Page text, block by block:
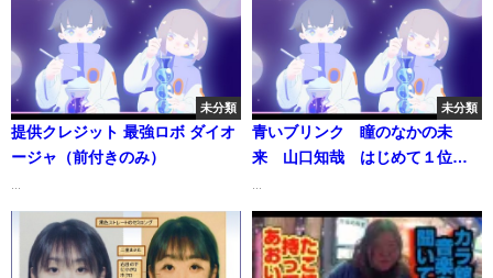
未分類
提供クレジット 最強ロボ ダイオ
ージャ（前付きのみ）
未分類
青いブリンク 瞳のなかの未
来 山口知哉 はじめて１位取